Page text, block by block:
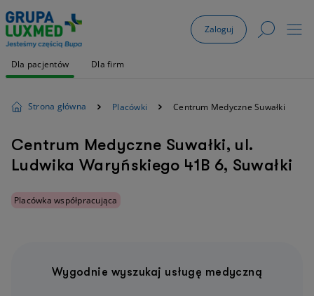
Zaloguj
Dla pacjentów Dla firm
Strona główna Placówki Centrum Medyczne Suwałki
Centrum Medyczne Suwałki, ul.
Ludwika Waryńskiego 41B 6, Suwałki
Placówka współpracująca
Wygodnie wyszukaj usługę medyczną